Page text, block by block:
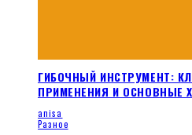
ГИБОЧНЫЙ ИНСТРУМЕНТ:
ПРИМЕНЕНИЯ И ОСНОВНЫЕ
anisa
Разное